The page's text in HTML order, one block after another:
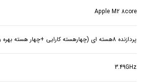
Apple M2 8core
پردازنده 8هسته ای (چهارهسته کارایی +چهار هسته بهره وری)
3.49GHz